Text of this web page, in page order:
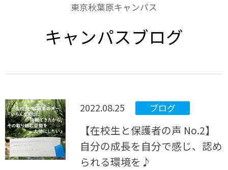
東京秋葉原キャンパス
キャンパスブログ
2022.08.25 ブログ
【在校生と保護者の声 No.2】
自分の成長を自分で感じ、認め
られる環境を♪